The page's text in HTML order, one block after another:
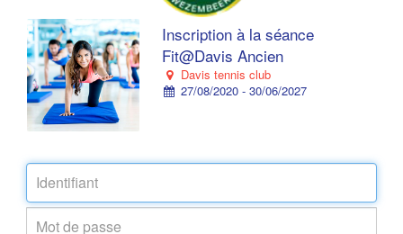
Inscription à la séance
Fit@Davis Ancien
Davis tennis club
27/08/2020 - 30/06/2027